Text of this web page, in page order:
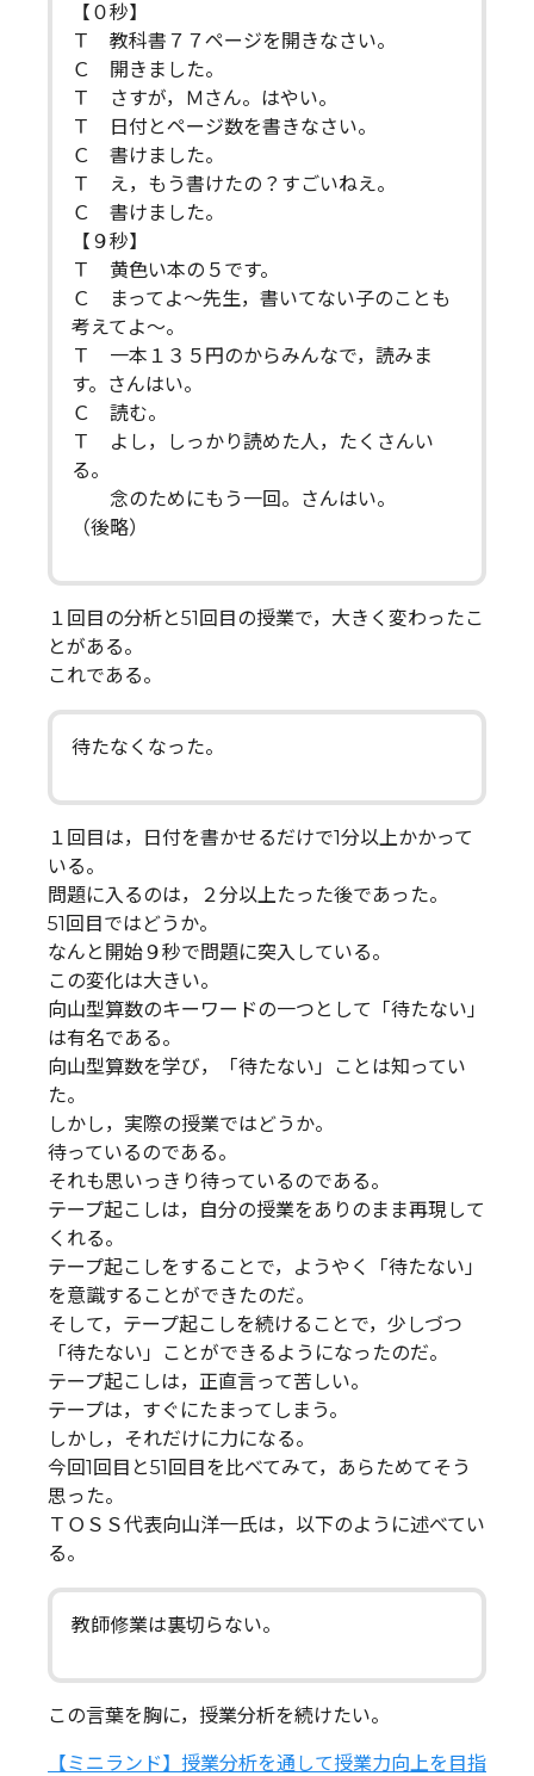
【０秒】
Ｔ 教科書７７ページを開きなさい。
Ｃ 開きました。
Ｔ さすが，Ｍさん。はやい。
Ｔ 日付とページ数を書きなさい。
Ｃ 書けました。
Ｔ え，もう書けたの？すごいねえ。
Ｃ 書けました。
【９秒】
Ｔ 黄色い本の５です。
Ｃ まってよ～先生，書いてない子のことも
考えてよ～。
Ｔ 一本１３５円のからみんなで，読みま
す。さんはい。
Ｃ 読む。
Ｔ よし，しっかり読めた人，たくさんい
る。
念のためにもう一回。さんはい。
（後略）
１回目の分析と51回目の授業で，大きく変わったこ
とがある。
これである。
待たなくなった。
１回目は，日付を書かせるだけで1分以上かかって
いる。
問題に入るのは，２分以上たった後であった。
51回目ではどうか。
なんと開始９秒で問題に突入している。
この変化は大きい。
向山型算数のキーワードの一つとして「待たない」
は有名である。
向山型算数を学び，「待たない」ことは知ってい
た。
しかし，実際の授業ではどうか。
待っているのである。
それも思いっきり待っているのである。
テープ起こしは，自分の授業をありのまま再現して
くれる。
テープ起こしをすることで，ようやく「待たない」
を意識することができたのだ。
そして，テープ起こしを続けることで，少しづつ
「待たない」ことができるようになったのだ。
テープ起こしは，正直言って苦しい。
テープは，すぐにたまってしまう。
しかし，それだけに力になる。
今回1回目と51回目を比べてみて，あらためてそう
思った。
ＴＯＳＳ代表向山洋一氏は，以下のように述べてい
る。
教師修業は裏切らない。
この言葉を胸に，授業分析を続けたい。
【ミニランド】授業分析を通して授業力向上を目指